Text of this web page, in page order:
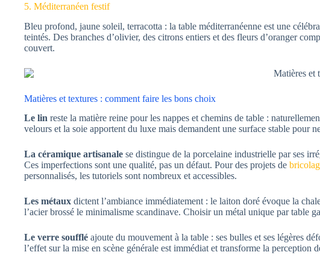
5. Méditerranéen festif
Bleu profond, jaune soleil, terracotta : la table méditerranéenne est une
teintés. Des branches d’olivier, des citrons entiers et des fleurs d’oranger
couvert.
Matières et textures : comment faire les bons choix
Le lin reste la matière reine pour les nappes et chemins de table :
velours et la soie apportent du luxe mais demandent une surface stable pour
La céramique artisanale se distingue de la porcelaine industrielle par ses
Ces imperfections sont une qualité, pas un défaut. Pour des projets de
personnalisés, les tutoriels sont nombreux et accessibles.
Les métaux dictent l’ambiance immédiatement : le laiton doré évoque la
l’acier brossé le minimalisme scandinave. Choisir un métal unique par table
Le verre soufflé ajoute du mouvement à la table : ses bulles et ses légères
l’effet sur la mise en scène générale est immédiat et transforme la perception